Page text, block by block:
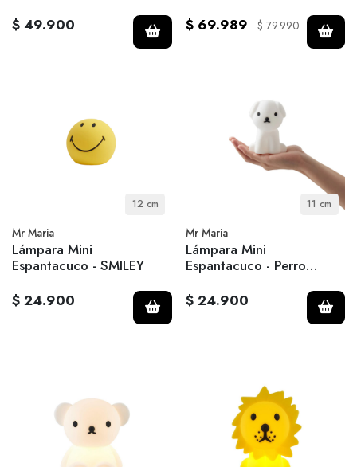
$ 49.900
$ 69.989
$ 79.990
12 cm
Mr Maria
Lámpara Mini
Espantacuco - SMILEY
$ 24.900
11 cm
Mr Maria
Lámpara Mini
Espantacuco - Perro
$ 24.900